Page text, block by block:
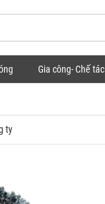
Gia công- Chế tác
ty